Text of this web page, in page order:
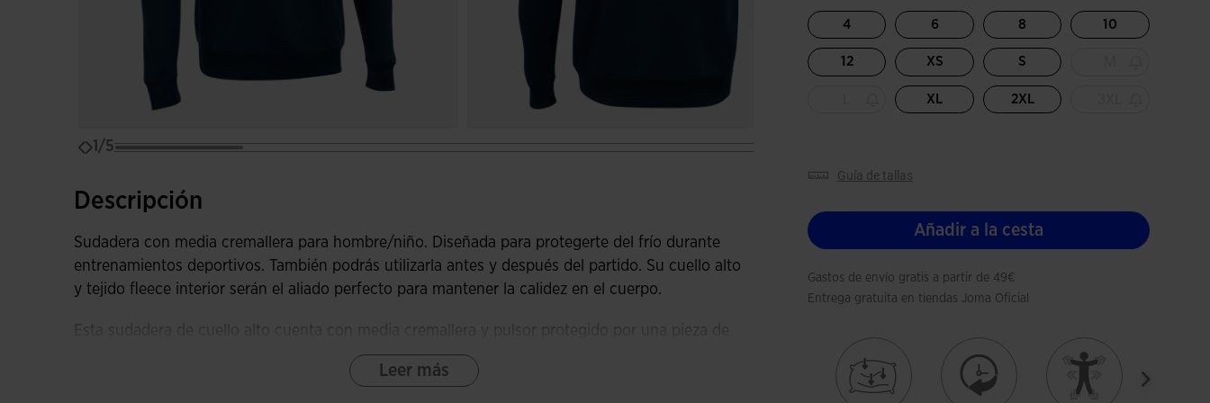
1/5
Descripción
Sudadera con media cremallera para hombre/niño. Diseñada para protegerte del frío durante
entrenamientos deportivos. También podrás utilizarla antes y después del partido. Su cuello alto
y tejido fleece interior serán el aliado perfecto para mantener la calidez en el cuerpo.
Esta sudadera de cuello alto cuenta con media cremallera y pulsor protegido por una pieza de
textil para evitar que roce con el cuello. Además, posee costuras adelantadas en la parte frontal
para garantizar la libertad de movimientos, tejido rib en bajo y puños proporcionando un ajuste
Leer más
4 6 8 10
12 XS S
XL 2XL
guía de tallas
Añadir a la cesta
Gastos de envío gratis a partir de 49€
Entrega gratuita en tiendas Joma Oficial